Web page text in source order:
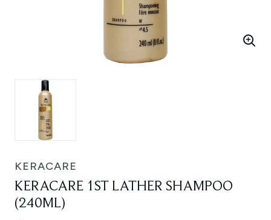
KERACARE
KERACARE 1ST LATHER SHAMPOO
(240ML)